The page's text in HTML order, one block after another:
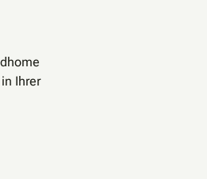
Ihrer